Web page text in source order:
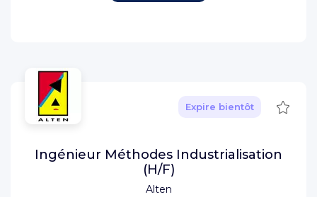
Alten
Expire bientôt
Ingénieur Méthodes Industrialisation
(H/F)